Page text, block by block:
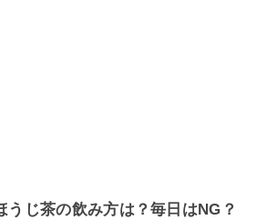
うじ茶の飲み方は？毎日はNG？